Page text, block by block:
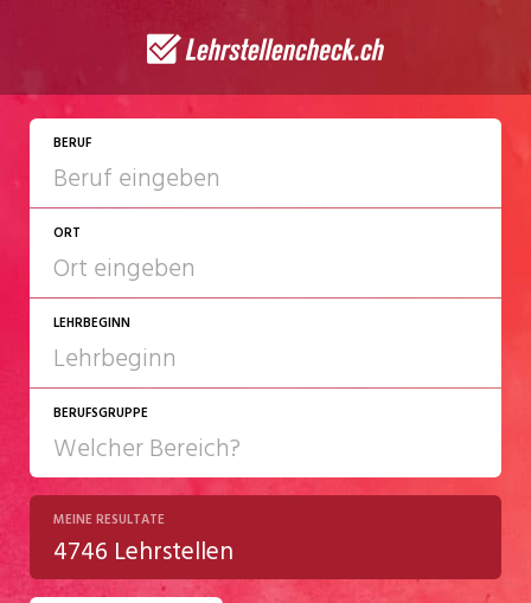
BERUF
ORT
LEHRBEGINN
2027
2028
BERUFSGRUPPE
Chemie/Pharma
Gastgewerbe
MEINE RESULTATE
4746 Lehrstellen